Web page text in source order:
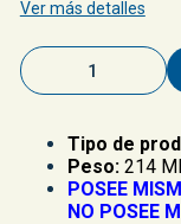
Ver más detalles
Tipo de
Peso: 214
POSEE
NO POSEE